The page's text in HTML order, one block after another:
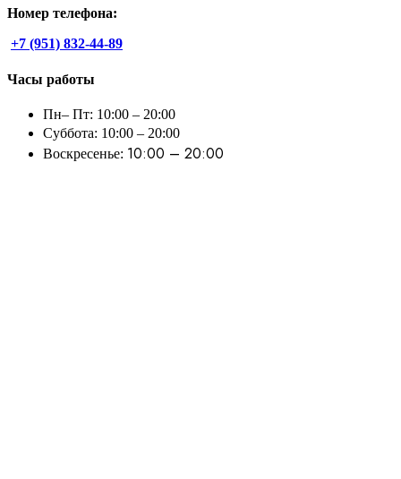
Номер телефона:
+7 (951) 832-44-89
Часы работы
Пн– Пт: 10:00 – 20:00
Суббота: 10:00 – 20:00
Воскресенье: 10:00 – 20:00